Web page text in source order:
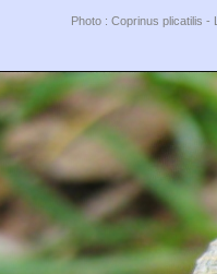
Photo : Coprinus plicatilis